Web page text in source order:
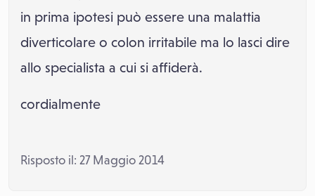
in prima ipotesi può essere una malattia
diverticolare o colon irritabile ma lo lasci dire
allo specialista a cui si affiderà.
cordialmente
Risposto il: 27 Maggio 2014